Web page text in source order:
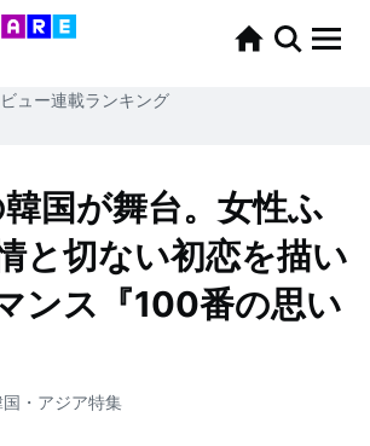
ュー連載ランキング
国が舞台。女性ふ
と切ない初恋を描い
ンス『100番の思い
国・アジア特集